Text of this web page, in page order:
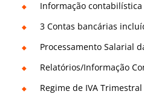
Informação
3 Contas bancárias
Processamento Salarial
Relatórios/Informação
Regime de IVA Trimestral